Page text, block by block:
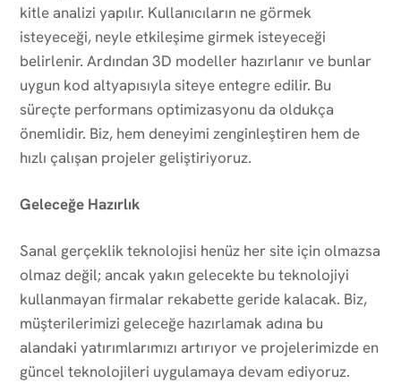
kitle analizi yapılır. Kullanıcıların ne görmek
isteyeceği, neyle etkileşime girmek isteyeceği
belirlenir. Ardından 3D modeller hazırlanır ve bunlar
uygun kod altyapısıyla siteye entegre edilir. Bu
süreçte performans optimizasyonu da oldukça
önemlidir. Biz, hem deneyimi zenginleştiren hem de
hızlı çalışan projeler geliştiriyoruz.
Geleceğe Hazırlık
Sanal gerçeklik teknolojisi henüz her site için olmazsa
olmaz değil; ancak yakın gelecekte bu teknolojiyi
kullanmayan firmalar rekabette geride kalacak. Biz,
müşterilerimizi geleceğe hazırlamak adına bu
alandaki yatırımlarımızı artırıyor ve projelerimizde en
güncel teknolojileri uygulamaya devam ediyoruz.